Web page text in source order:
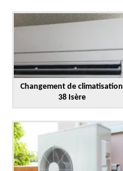
Changement de climatisation
38 Isère